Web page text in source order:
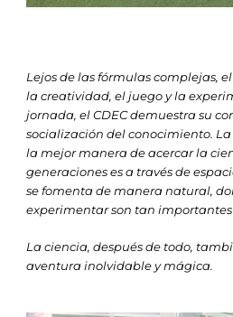
Lejos de las fórmulas complejas,
la creatividad, el juego y la
jornada, el CDEC demuestra su
socialización del conocimiento.
la mejor manera de acercar la
generaciones es a través de
se fomenta de manera natural,
experimentar son tan
La ciencia, después de todo,
aventura inolvidable y mágica.